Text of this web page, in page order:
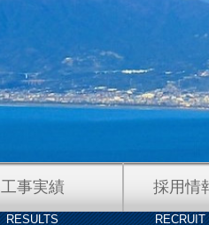
工事実績
RESULTS
採用情